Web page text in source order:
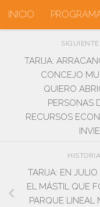
Saltar al
INICIO
TARIJA:
CONCEJO
QUIERO
PERSONAS
RECURSOS
TARIJA: EN
EL MÁSTIL QUE
PARQUE LINEAL